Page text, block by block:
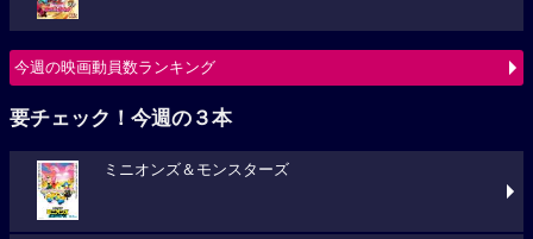
今週の映画動員数ランキング
要チェック！今週の３本
ミニオンズ＆モンスターズ